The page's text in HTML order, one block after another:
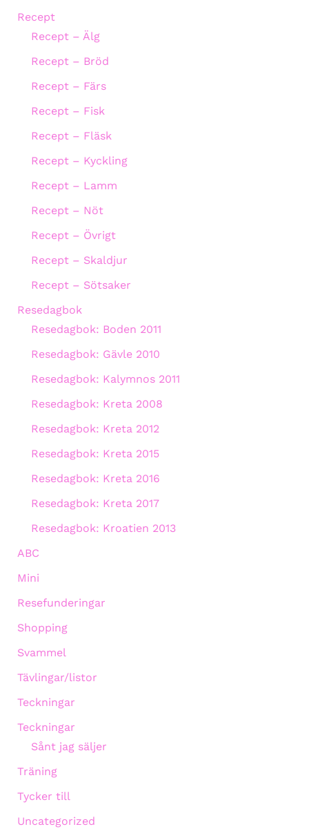
Recept
Recept – Älg
Recept – Bröd
Recept – Färs
Recept – Fisk
Recept – Fläsk
Recept – Kyckling
Recept – Lamm
Recept – Nöt
Recept – Övrigt
Recept – Skaldjur
Recept – Sötsaker
Resedagbok
Resedagbok: Boden 2011
Resedagbok: Gävle 2010
Resedagbok: Kalymnos 2011
Resedagbok: Kreta 2008
Resedagbok: Kreta 2012
Resedagbok: Kreta 2015
Resedagbok: Kreta 2016
Resedagbok: Kreta 2017
Resedagbok: Kroatien 2013
ABC
Mini
Resefunderingar
Shopping
Svammel
Tävlingar/listor
Teckningar
Teckningar
Sånt jag säljer
Träning
Tycker till
Uncategorized